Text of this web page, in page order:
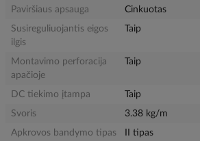
Paviršiaus apsauga
Cinkuotas
Susireguliuojantis eigos
ilgis
Taip
Montavimo perforacija
apačioje
Taip
DC tiekimo įtampa
Taip
Svoris
3.38 kg/m
Apkrovos bandymo tipas
II tipas